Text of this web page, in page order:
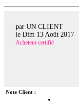
par UN CLIENT
le Dim 13 Août 2017
Acheteur certifié
Note Client :